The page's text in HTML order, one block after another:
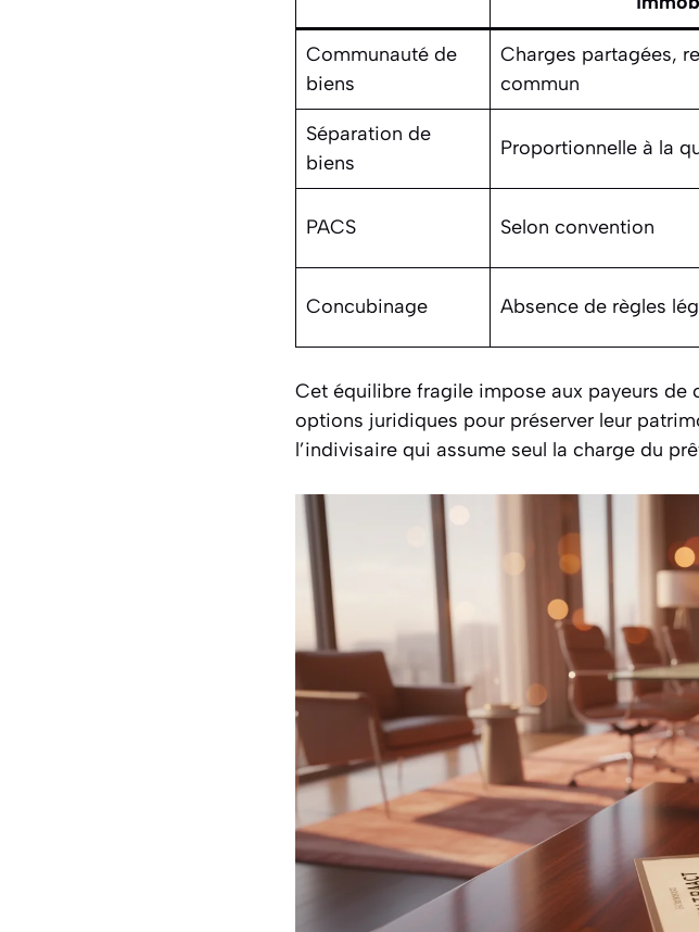
Communauté de
biens
Charges partagées,
commun
Séparation de
biens
Proportionnelle à la
PACS Selon convention
Concubinage Absence de règles
Cet équilibre fragile impose aux payeurs
options juridiques pour préserver leur
l’indivisaire qui assume seul la charge du